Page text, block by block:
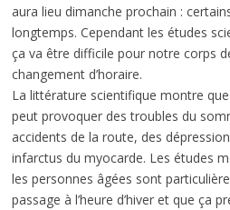
aura lieu dimanche prochain :
longtemps. Cependant les études
ça va être difficile pour notre corps
changement d’horaire.
La littérature scientifique montre que
peut provoquer des troubles du
accidents de la route, des
infarctus du myocarde. Les études
les personnes âgées sont
passage à l’heure d’hiver et que ça